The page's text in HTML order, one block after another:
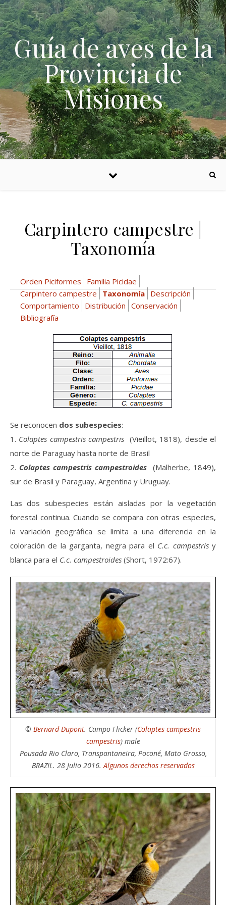
Skip to content
Guía de aves de la
Provincia de
Misiones
Carpintero campestre |
Taxonomía
Orden Piciformes
Familia Picidae
Carpintero campestre
Taxonomía
Descripción
Comportamiento
Distribución Conservación
Bibliografía
Se reconocen dos subespecies:
1. Colaptes campestris campestris (Vieillot, 1818), desde el
norte de Paraguay hasta norte de Brasil
2. Colaptes campestris campestroides (Malherbe, 1849),
sur de Brasil y Paraguay, Argentina y Uruguay.
Las dos subespecies están aisladas por la vegetación
forestal continua. Cuando se compara con otras especies,
la variación geográfica se limita a una diferencia en la
coloración de la garganta, negra para el C.c. campestrisy
blanca para el C.c. campestroides (Short, 1972:67).
© Bernard Dupont. Campo Flicker (Colaptes campestris
campestris) male
Pousada Rio Claro, Transpantaneira, Poconé, Mato Grosso,
BRAZIL. 28 Julio 2016. Algunos derechos reservados